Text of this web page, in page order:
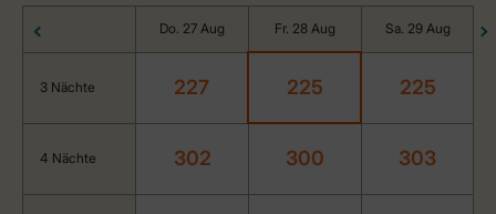
Do. 27 Aug Fr. 28 Aug Sa. 29 Aug
3 Nächte 227 225 225
4 Nächte 302 300 303